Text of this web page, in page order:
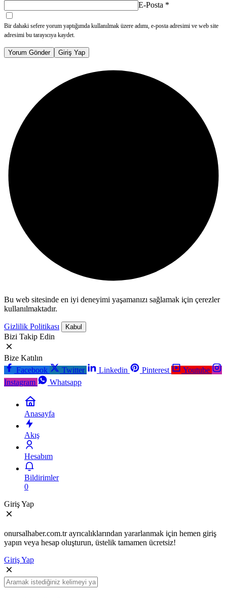
E-Posta *
Bir dahaki sefere yorum yaptığımda kullanılmak üzere adımı, e-posta adresimi ve web site
adresimi bu tarayıcıya kaydet.
Yorum Gönder Giriş Yap
Bu web sitesinde en iyi deneyimi yaşamanızı sağlamak için çerezler
kullanılmaktadır.
Gizlilik Politikası Kabul
Bizi Takip Edin
Bize Katılın
Facebook
Twitter Linkedin Pinterest
Youtube
Instagram
Whatsapp
Anasayfa
Akış
Hesabım
Bildirimler
0
Giriş Yap
onursalhaber.com.tr ayrıcalıklarından yararlanmak için hemen giriş
yapın veya hesap oluşturun, üstelik tamamen ücretsiz!
Giriş Yap